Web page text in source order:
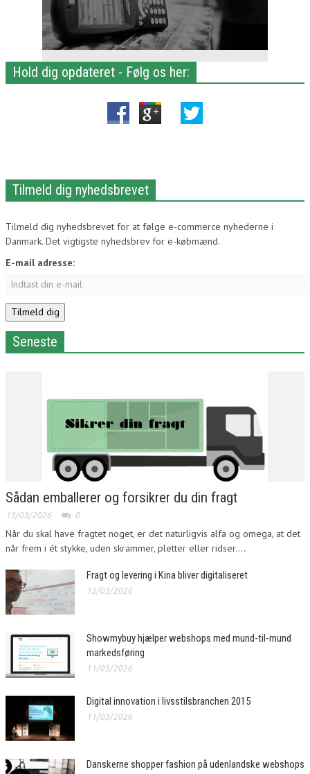
Hold dig opdateret - Følg os her:
Tilmeld dig nyhedsbrevet
Tilmeld dig nyhedsbrevet for at følge e-commerce nyhederne i
Danmark. Det vigtigste nyhedsbrev for e-købmænd.
E-mail adresse:
Seneste
Sådan emballerer og forsikrer du din fragt
13/03/2026 0
Når du skal have fragtet noget, er det naturligvis alfa og omega, at det
når frem i ét stykke, uden skrammer, pletter eller ridser....
Fragt og levering i Kina bliver digitaliseret
13/03/2026
Showmybuy hjælper webshops med mund-til-mund
markedsføring
11/03/2026
Digital innovation i livsstilsbranchen 2015
11/03/2026
Danskerne shopper fashion på udenlandske webshops